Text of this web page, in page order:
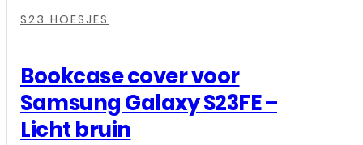
S23 HOESJES
Bookcase cover voor
Samsung Galaxy S23FE –
Licht bruin